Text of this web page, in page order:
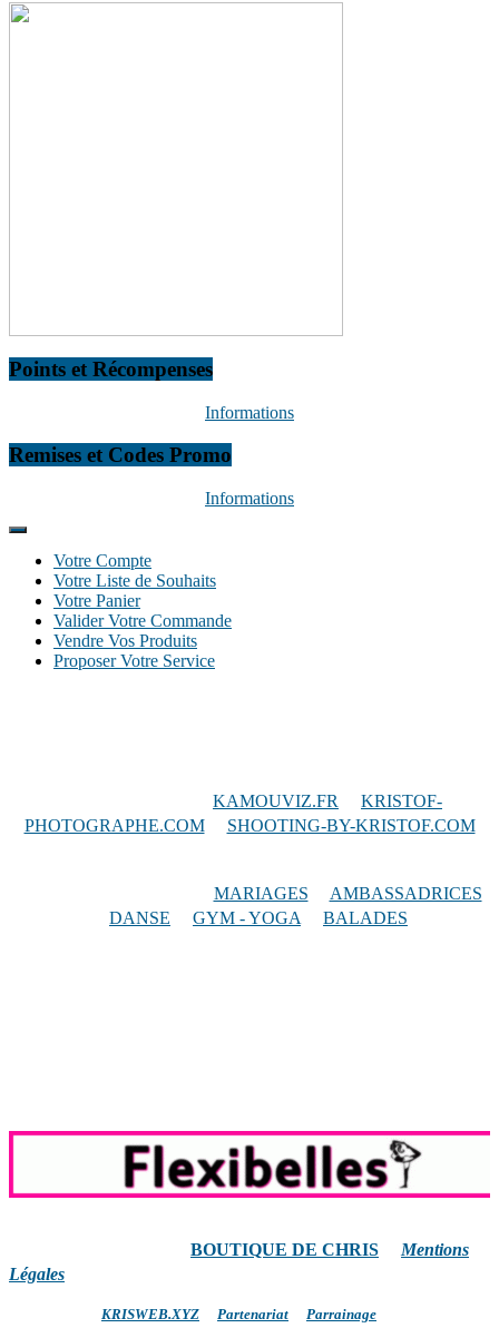
Points et Récompenses
Informations
Remises et Codes Promo
Informations
Votre Compte
Votre Liste de Souhaits
Votre Panier
Valider Votre Commande
Vendre Vos Produits
Proposer Votre Service
KAMOUVIZ.FR
KRISTOF-
PHOTOGRAPHE.COM/ SHOOTING-BY-KRISTOF.COM
MARIAGES
AMBASSADRICES
DANSE GYM - YOGA BALADES
BOUTIQUE DE CHRIS
Mentions
Légales
KRISWEB.XYZ Partenariat Parrainage